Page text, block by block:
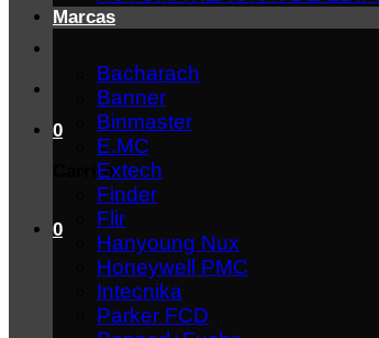
0
Carrito
0
Marcas
Bacharach
Banner
Binmaster
E.MC
Extech
Finder
Flir
Hanyoung Nux
Honeywell PMC
Intecnika
Parker FCD